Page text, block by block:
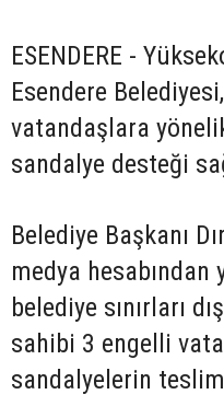
ESENDERE -
Esendere
vatandaşlara
sandalye desteği
Belediye Başkanı
medya hesabından
belediye sınırları
sahibi 3 engelli
sandalyelerin